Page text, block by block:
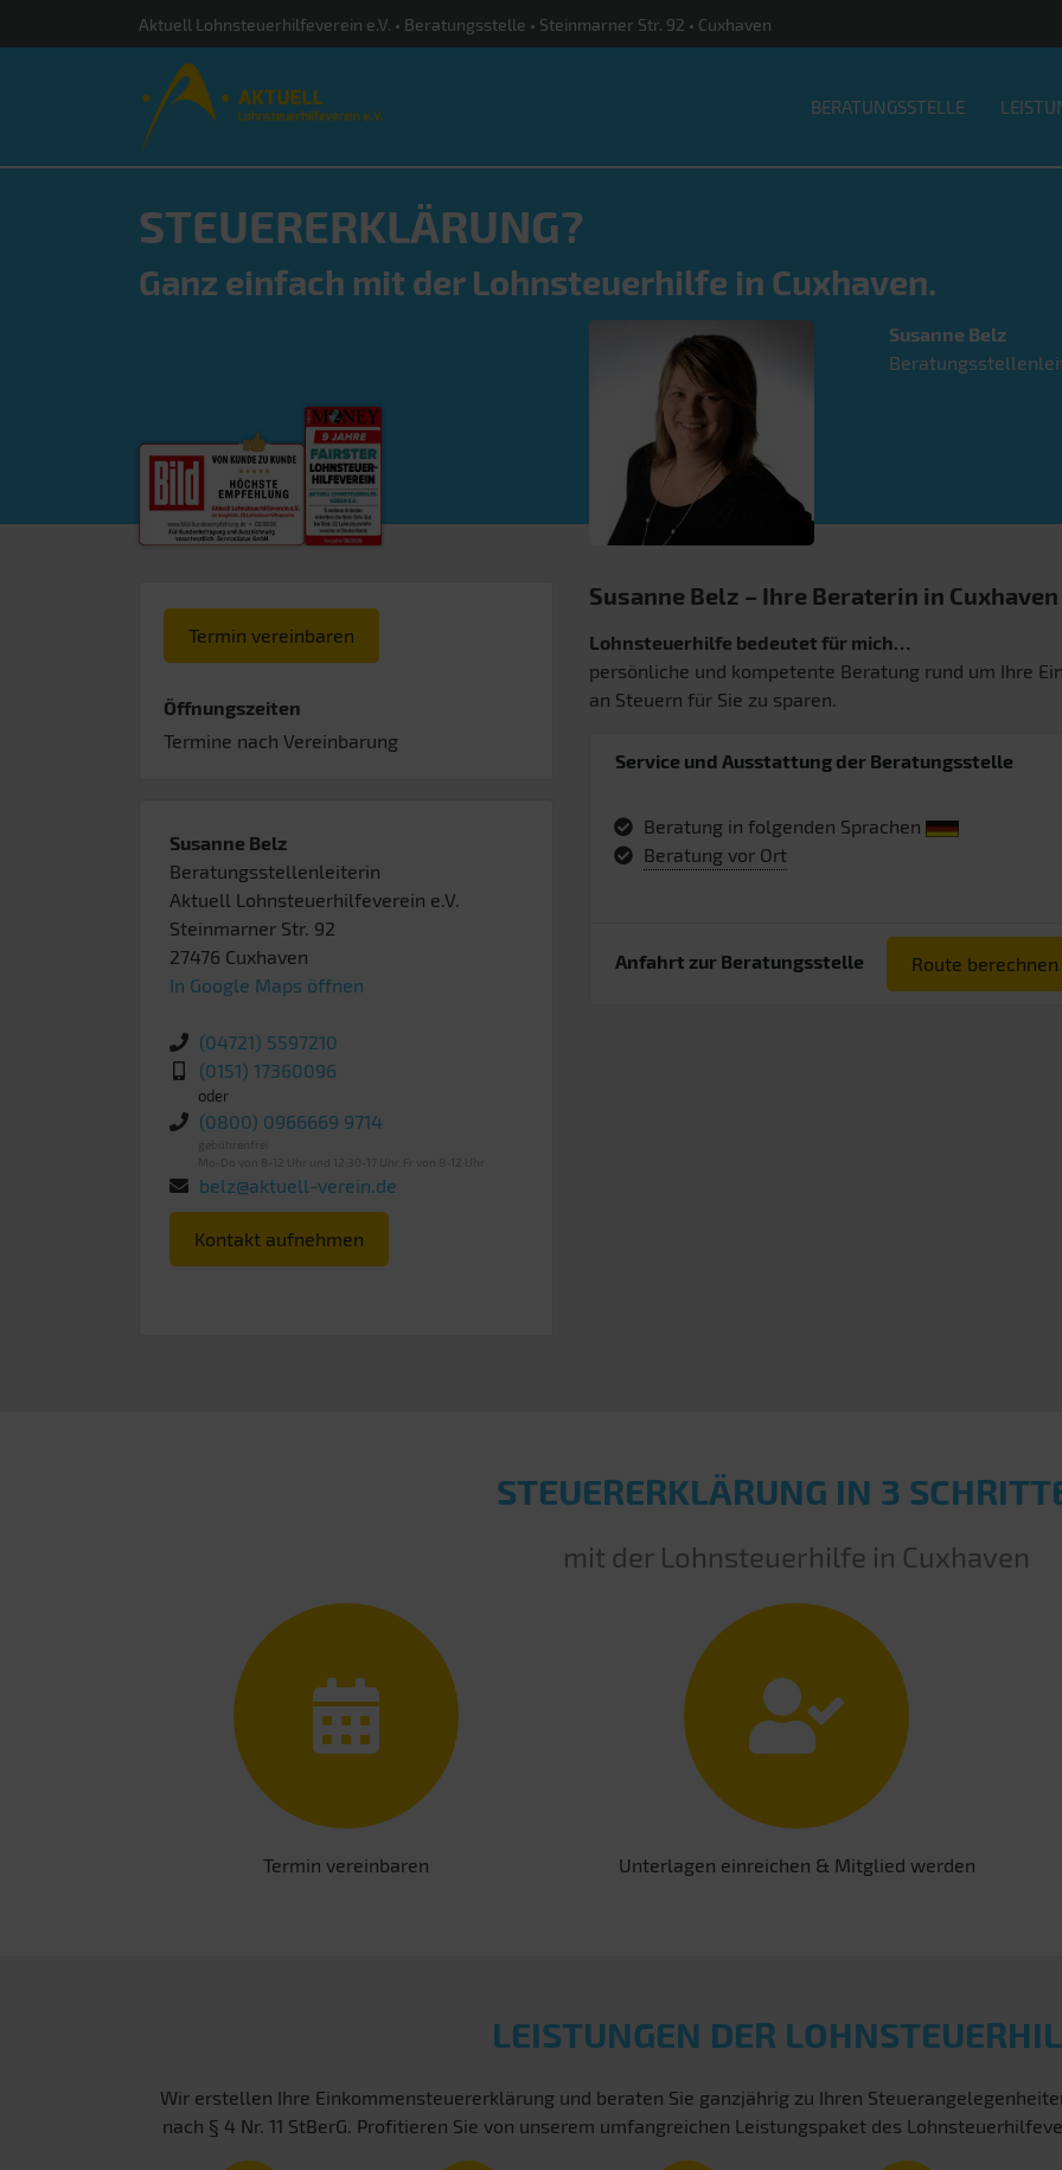
Aktuell Lohnsteuerhilfeverein e.V. • Beratungsstelle • Steinmarner Str. 92 • Cuxhaven
BERATUNGSSTELLE
STEUERERKLÄRUNG?
Ganz einfach mit der Lohnsteuerhilfe in Cuxhaven.
Susanne Belz
Termin vereinbaren
Öffnungszeiten
Termine nach Vereinbarung
Susanne Belz
Beratungsstellenleiterin
Aktuell Lohnsteuerhilfeverein e.V.
Steinmarner Str. 92
27476 Cuxhaven
In Google Maps öffnen
(04721) 5597210
(0151) 17360096
oder
(0800) 0966669 9714
gebührenfrei
belz@aktuell-verein.de
Kontakt aufnehmen
Susanne Belz – Ihre Beraterin in Cuxhaven
Lohnsteuerhilfe bedeutet für mich…
persönliche und kompetente Beratung rund um Ihre
an Steuern für Sie zu sparen.
Service und Ausstattung der Beratungsstelle
Beratung in folgenden Sprachen
Beratung vor Ort
Anfahrt zur Beratungsstelle Route berechnen
STEUERERKLÄRUNG IN 3
mit der Lohnsteuerhilfe in Cuxhaven
Termin vereinbaren Unterlagen einreichen & Mitglied werden
LEISTUNGEN DER
Wir erstellen Ihre Einkommensteuererklärung und beraten Sie ganzjährig zu Ihren
nach § 4 Nr. 11 StBerG. Profitieren Sie von unserem umfangreichen Leistungspaket des